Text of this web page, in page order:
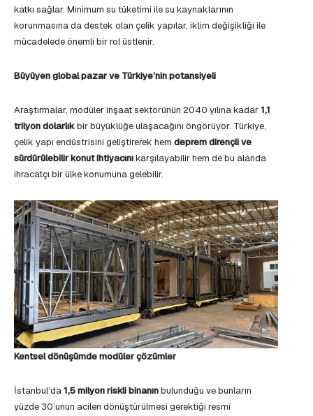
katkı sağlar. Minimum su tüketimi ile su kaynaklarının
korunmasına da destek olan çelik yapılar, iklim değişikliği ile
mücadelede önemli bir rol üstlenir.
Büyüyen global pazar ve Türkiye’nin potansiyeli
Araştırmalar, modüler inşaat sektörünün 2040 yılına kadar1,1
trilyon dolarlıkbir büyüklüğe ulaşacağını öngörüyor. Türkiye,
çelik yapı endüstrisini geliştirerek hem deprem dirençli ve
sürdürülebilir konut ihtiyacınıkarşılayabilir hem de bu alanda
ihracatçı bir ülke konumuna gelebilir.
Kentsel dönüşümde modüler çözümler
İstanbul’da1,5 milyon riskli binanınbulunduğu ve bunların
yüzde 30’unun acilen dönüştürülmesi gerektiği resmî